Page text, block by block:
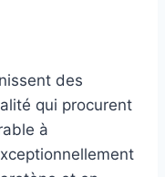
des
qui procurent
à